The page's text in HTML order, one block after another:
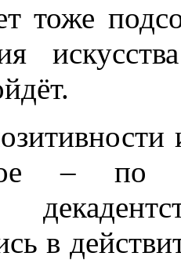
тоже
– по
в